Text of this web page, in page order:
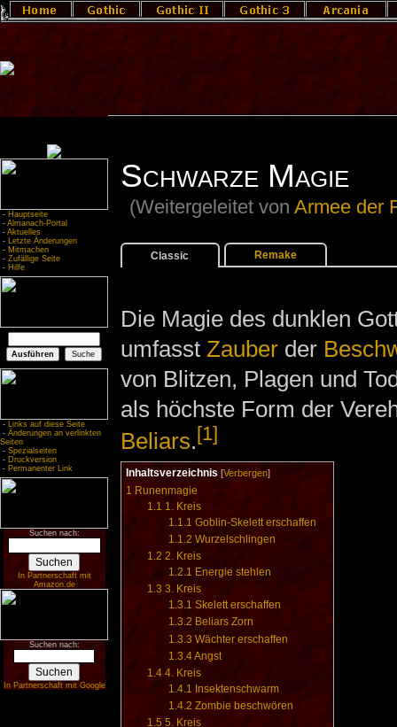
- Hauptseite
- Almanach-Portal
- Aktuelles
- Letzte Änderungen
- Mitmachen
- Zufällige Seite
- Hilfe
- Links auf diese Seite
- Änderungen an verlinkten
Seiten
- Spezialseiten
- Druckversion
- Permanenter Link
Suchen nach:
In Partnerschaft mit
Amazon.de
Suchen nach:
In Partnerschaft mit Google
Schwarze Magie
(Weitergeleitet vonArmee der
Classic Remake
Die Magie des dunklen
umfasst Zauberder
von Blitzen, Plagen und
als höchste Form der
Beliars.[1]
Inhaltsverzeichnis [Verbergen]
1 Runenmagie
1.1 1. Kreis
1.1.1 Goblin-Skelett erschaffen
1.1.2 Wurzelschlingen
1.2 2. Kreis
1.2.1 Energie stehlen
1.3 3. Kreis
1.3.1 Skelett erschaffen
1.3.2 Beliars Zorn
1.3.3 Wächter erschaffen
1.3.4Angst
1.4 4. Kreis
1.4.1 Insektenschwarm
1.4.2 Zombie beschwören
1.5 5. Kreis